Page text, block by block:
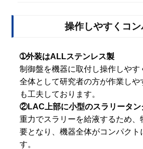
操作しやすくコン
➀外装はALLステンレス製
制御盤を機器に取付し操作しやす
全体として研究者の方が作業しや
も工夫しております。
②LAC上部に小型のスラリータン
重力でスラリーを給液するため、
要となり、機器全体がコンパクト
す。